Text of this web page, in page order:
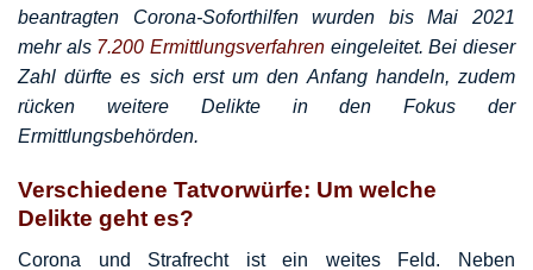
beantragten Corona-Soforthilfen wurden bis Mai 2021
mehr als 7.200 Ermittlungsverfahren eingeleitet. Bei dieser
Zahl dürfte es sich erst um den Anfang handeln, zudem
rücken weitere Delikte in den Fokus der
Ermittlungsbehörden.
Verschiedene Tatvorwürfe: Um welche
Delikte geht es?
Corona und Strafrecht ist ein weites Feld. Neben